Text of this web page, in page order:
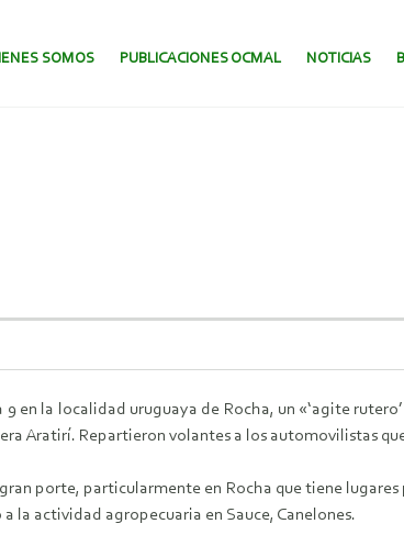
SOMOS PUBLICACIONES OCMAL NOTICIAS
en la localidad uruguaya de Rocha, un «‘agite
Aratirí. Repartieron volantes a los automovilistas
porte, particularmente en Rocha que tiene lugares
la actividad agropecuaria en Sauce, Canelones.